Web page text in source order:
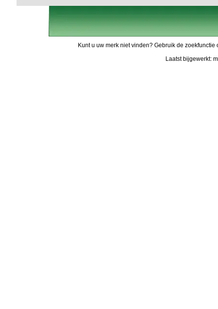
Kunt u uw merk niet vinden? Gebruik de
Laatst bijgewerkt: